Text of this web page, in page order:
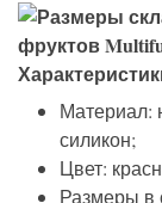
Материал:
силикон;
Цвет:
Размеры в